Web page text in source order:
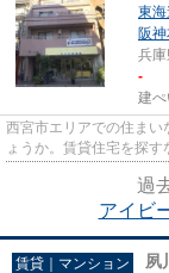
東海
阪神
兵庫
-
建ぺ
西宮市エリアでの住まい
ょうか。賃貸住宅を探
スのほか、生活に欠かせ
過
アイビ
賃貸｜マンション 夙